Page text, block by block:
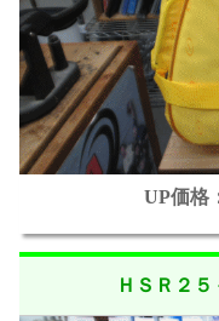
UP価格
ＨＳＲ２